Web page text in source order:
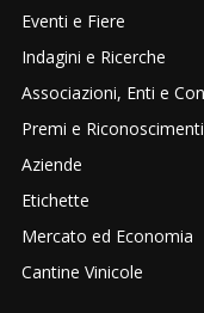
Eventi e Fiere
Indagini e Ricerche
Associazioni, Enti e
Premi e Riconoscimenti
Aziende
Etichette
Mercato ed Economia
Cantine Vinicole